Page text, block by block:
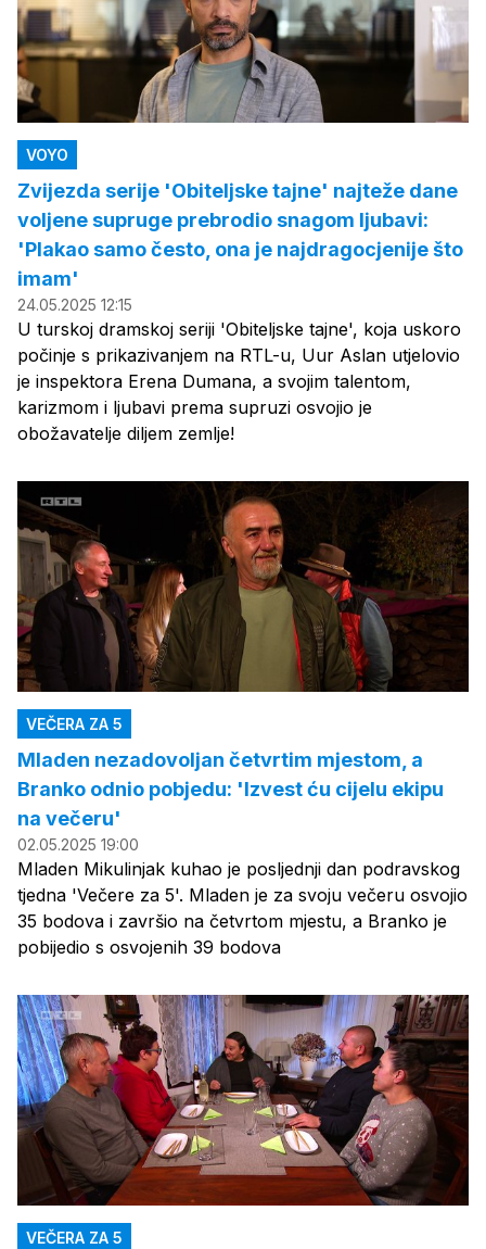
VOYO
Zvijezda serije 'Obiteljske tajne' najteže dane
voljene supruge prebrodio snagom ljubavi:
'Plakao samo često, ona je najdragocjenije što
imam'
24.05.2025 12:15
U turskoj dramskoj seriji 'Obiteljske tajne', koja uskoro
počinje s prikazivanjem na RTL-u, Uur Aslan utjelovio
je inspektora Erena Dumana, a svojim talentom,
karizmom i ljubavi prema supruzi osvojio je
obožavatelje diljem zemlje!
VEČERA ZA 5
Mladen nezadovoljan četvrtim mjestom, a
Branko odnio pobjedu: 'Izvest ću cijelu ekipu
na večeru'
02.05.2025 19:00
Mladen Mikulinjak kuhao je posljednji dan podravskog
tjedna 'Večere za 5'. Mladen je za svoju večeru osvojio
35 bodova i završio na četvrtom mjestu, a Branko je
pobijedio s osvojenih 39 bodova
VEČERA ZA 5